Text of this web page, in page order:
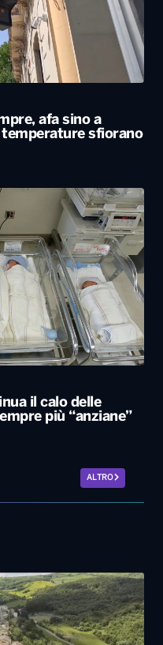
afa sino a
temperature sfiorano
il calo delle
più “anziane”
ALTRO